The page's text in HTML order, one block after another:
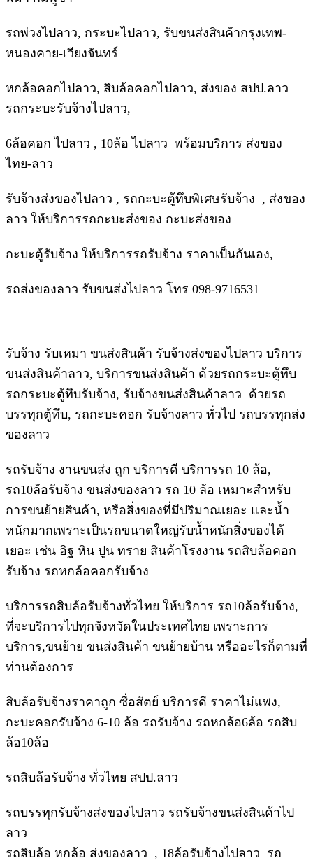
รถพ่วงไปลาว, กระบะไปลาว, รับขนส่งสินค้ากรุงเทพ-
หนองคาย-เวียงจันทร์
หกล้อคอกไปลาว, สิบล้อคอกไปลาว, ส่งของ สปป.ลาว
รถกระบะรับจ้างไปลาว,
6ล้อคอก ไปลาว , 10ล้อ ไปลาว พร้อมบริการ ส่งของ
ไทย-ลาว
รับจ้างส่งของไปลาว , รถกะบะตู้ทึบพิเศษรับจ้าง , ส่งของ
ลาว ให้บริการรถกะบะส่งของ กะบะส่งของ
กะบะตู้รับจ้าง ให้บริการรถรับจ้าง ราคาเป็นกันเอง,
รถส่งของลาว รับขนส่งไปลาว โทร 098-9716531
รับจ้าง รับเหมา ขนส่งสินค้า รับจ้างส่งของไปลาว บริการ
ขนส่งสินค้าลาว, บริการขนส่งสินค้า ด้วยรถกระบะตู้ทึบ
รถกระบะตู้ทึบรับจ้าง, รับจ้างขนส่งสินค้าลาว ด้วยรถ
บรรทุกตู้ทึบ, รถกะบะคอก รับจ้างลาว ทั่วไป รถบรรทุกส่ง
ของลาว
รถรับจ้าง งานขนส่ง ถูก บริการดี บริการรถ 10 ล้อ,
รถ10ล้อรับจ้าง ขนส่งของลาว รถ 10 ล้อ เหมาะสำหรับ
การขนย้ายสินค้า, หรือสิ่งของที่มีปริมาณเยอะ และน้ำ
หนักมากเพราะเป็นรถขนาดใหญ่รับน้ำหนักสิ่งของได้
เยอะ เช่น อิฐ หิน ปูน ทราย สินค้าโรงงาน รถสิบล้อคอก
รับจ้าง รถหกล้อคอกรับจ้าง
บริการรถสิบล้อรับจ้างทั่วไทย ให้บริการ รถ10ล้อรับจ้าง,
ที่จะบริการไปทุกจังหวัดในประเทศไทย เพราะการ
บริการ,ขนย้าย ขนส่งสินค้า ขนย้ายบ้าน หรืออะไรก็ตามที่
ท่านต้องการ
สิบล้อรับจ้างราคาถูก ซื่อสัตย์ บริการดี ราคาไม่แพง,
กะบะคอกรับจ้าง 6-10 ล้อ รถรับจ้าง รถหกล้อ6ล้อ รถสิบ
ล้อ10ล้อ
รถสิบล้อรับจ้าง ทั่วไทย สปป.ลาว
รถบรรทุกรับจ้างส่งของไปลาว รถรับจ้างขนส่งสินค้าไป
ลาว
รถสิบล้อ หกล้อ ส่งของลาว , 18ล้อรับจ้างไปลาว รถ